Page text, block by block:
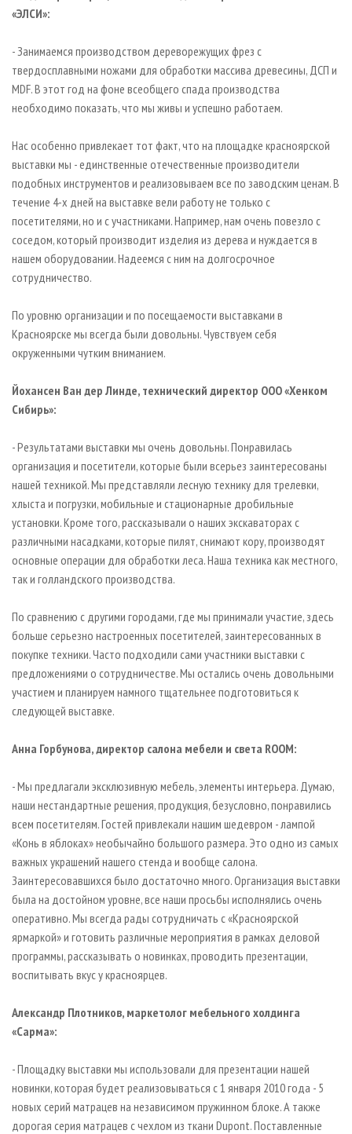
«ЭЛСИ»:
- Занимаемся производством дереворежущих фрез с
твердосплавными ножами для обработки массива древесины, ДСП и
MDF. В этот год на фоне всеобщего спада производства
необходимо показать, что мы живы и успешно работаем.
Нас особенно привлекает тот факт, что на площадке красноярской
выставки мы - единственные отечественные производители
подобных инструментов и реализовываем все по заводским ценам. В
течение 4-х дней на выставке вели работу не только с
посетителями, но и с участниками. Например, нам очень повезло с
соседом, который производит изделия из дерева и нуждается в
нашем оборудовании. Надеемся с ним на долгосрочное
сотрудничество.
По уровню организации и по посещаемости выставками в
Красноярске мы всегда были довольны. Чувствуем себя
окруженными чутким вниманием.
Йохансен Ван дер Линде, технический директор ООО «Хенком
Сибирь»:
- Результатами выставки мы очень довольны. Понравилась
организация и посетители, которые были всерьез заинтересованы
нашей техникой. Мы представляли лесную технику для трелевки,
хлыста и погрузки, мобильные и стационарные дробильные
установки. Кроме того, рассказывали о наших экскаваторах с
различными насадками, которые пилят, снимают кору, производят
основные операции для обработки леса. Наша техника как местного,
так и голландского производства.
По сравнению с другими городами, где мы принимали участие, здесь
больше серьезно настроенных посетителей, заинтересованных в
покупке техники. Часто подходили сами участники выставки с
предложениями о сотрудничестве. Мы остались очень довольными
участием и планируем намного тщательнее подготовиться к
следующей выставке.
Анна Горбунова, директор салона мебели и света ROOM:
- Мы предлагали эксклюзивную мебель, элементы интерьера. Думаю,
наши нестандартные решения, продукция, безусловно, понравились
всем посетителям. Гостей привлекали нашим шедевром - лампой
«Конь в яблоках» необычайно большого размера. Это одно из самых
важных украшений нашего стенда и вообще салона.
Заинтересовавшихся было достаточно много. Организация выставки
была на достойном уровне, все наши просьбы исполнялись очень
оперативно. Мы всегда рады сотрудничать с «Красноярской
ярмаркой» и готовить различные мероприятия в рамках деловой
программы, рассказывать о новинках, проводить презентации,
воспитывать вкус у красноярцев.
Александр Плотников, маркетолог мебельного холдинга
«Сарма»:
- Площадку выставки мы использовали для презентации нашей
новинки, которая будет реализовываться с 1 января 2010 года - 5
новых серий матрацев на независимом пружинном блоке. А также
дорогая серия матрацев с чехлом из ткани Dupont. Поставленные